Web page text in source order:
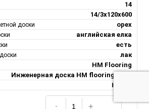
14
14/3х120х600
доски орех
английская елка
есть
лак
HM Flooring
Инженерная доска НM flooring Орех
Китай